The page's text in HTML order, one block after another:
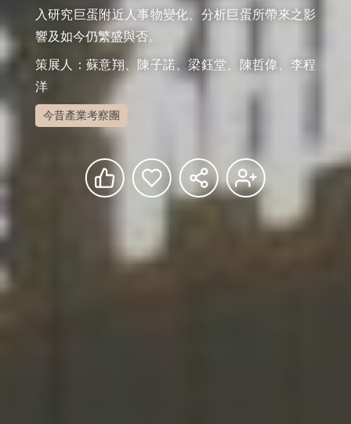
入研究巨蛋附近人事物變化、分析巨蛋所帶來之影
策展人：蘇意翔、陳子諾、梁鈺堂、陳哲偉、李程
洋
今昔產業考察團